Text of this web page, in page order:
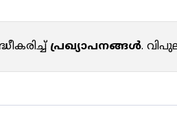
പ്രഖ്യാപനങ്ങൾ.